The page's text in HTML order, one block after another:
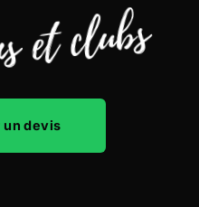
et clubs
un devis